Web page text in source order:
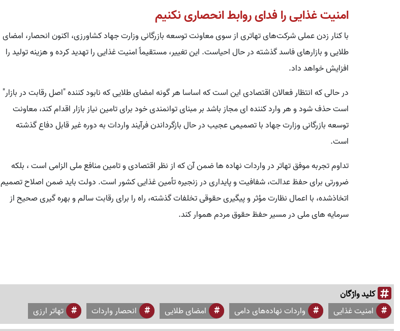
امنیت غذایی را فدای روابط انحصاری نکنیم
با کنار زدن عملی شرکت‌های تهاتری از سوی معاونت توسعه بازرگانی وزارت جهاد کشاورزی، اکنون انحصار، امضای
طلایی و بازارهای فاسد گذشته در حال احیاست. این تغییر، مستقیماً امنیت غذایی را تهدید کرده و هزینه تولید را
افزایش خواهد داد.
در حالی که انتظار فعالان اقتصادی این است که اساسا هر گونه امضای طلایی که نابود کننده "اصل رقابت در بازار"
است حذف شود و هر وارد کننده ای مجاز باشد بر مبنای توانمندی خود برای تامین نیاز بازار اقدام کند، معاونت
توسعه بازرگانی وزارت جهاد با تصمیمی عجیب در حال بازگرداندن فرآیند واردات به دوره غیر قابل دفاع گذشته
است.
تداوم تجربه موفق تهاتر در واردات نهاده ها ضمن آن که از نظر اقتصادی و تامین منافع ملی الزامی است ، بلکه
ضرورتی برای حفظ عدالت، شفافیت و پایداری در زنجیره تأمین غذایی کشور است. دولت باید ضمن اصلاح تصمیم
اتخاذشده، با اعمال نظارت مؤثر و پیگیری حقوقی تخلفات گذشته، راه را برای رقابت سالم و بهره گیری صحیح از
سرمایه های ملی در مسیر حفظ حقوق مردم هموار کند.
کلید واژگان
امنیت غذایی واردات نهاده‌های دامی امضای طلایی انحصار واردات تهاتر ارزی